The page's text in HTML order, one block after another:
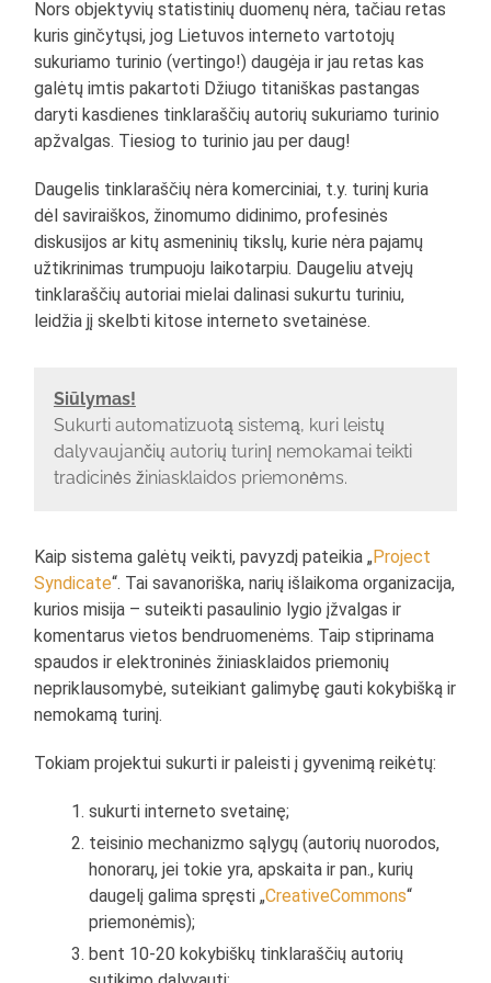
Nors objektyvių statistinių duomenų nėra, tačiau retas
kuris ginčytųsi, jog Lietuvos interneto vartotojų
sukuriamo turinio (vertingo!) daugėja ir jau retas kas
galėtų imtis pakartoti Džiugo titaniškas pastangas
daryti kasdienes tinklaraščių autorių sukuriamo turinio
apžvalgas. Tiesiog to turinio jau per daug!
Daugelis tinklaraščių nėra komerciniai, t.y. turinį kuria
dėl saviraiškos, žinomumo didinimo, profesinės
diskusijos ar kitų asmeninių tikslų, kurie nėra pajamų
užtikrinimas trumpuoju laikotarpiu. Daugeliu atvejų
tinklaraščių autoriai mielai dalinasi sukurtu turiniu,
leidžia jį skelbti kitose interneto svetainėse.
Siūlymas!
Sukurti automatizuotą sistemą, kuri leistų
dalyvaujančių autorių turinį nemokamai teikti
tradicinės žiniasklaidos priemonėms.
Kaip sistema galėtų veikti, pavyzdį pateikia „Project
Syndicate“. Tai savanoriška, narių išlaikoma organizacija,
kurios misija – suteikti pasaulinio lygio įžvalgas ir
komentarus vietos bendruomenėms. Taip stiprinama
spaudos ir elektroninės žiniasklaidos priemonių
nepriklausomybė, suteikiant galimybę gauti kokybišką ir
nemokamą turinį.
Tokiam projektui sukurti ir paleisti į gyvenimą reikėtų:
sukurti interneto svetainę;
teisinio mechanizmo sąlygų (autorių nuorodos,
honorarų, jei tokie yra, apskaita ir pan., kurių
daugelį galima spręsti „CreativeCommons“
priemonėmis);
bent 10-20 kokybiškų tinklaraščių autorių